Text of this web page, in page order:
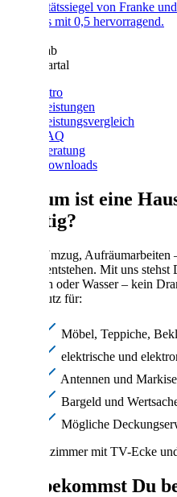
Bereits ab
11 €/Quartal
Intro
Leistungen
Leistungsvergleich
FAQ
Beratung
Downloads
Warum ist eine
wichtig?
Hotel, Umzug,
Kosten entstehen. Mit uns
Einbruch oder Wasser – kein
Dir Schutz für:
Möbel, Teppiche,
elektrische und
Antennen und
Bargeld und
Mögliche
Das bekommst Du